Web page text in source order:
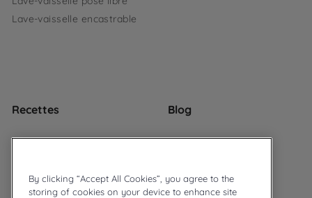
Lave-vaisselle encastrable
Recettes Blog
By clicking “Accept All Cookies”, you agree to the
storing of cookies on your device to enhance site